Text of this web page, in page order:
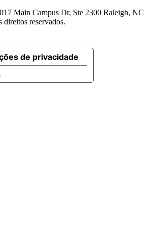
Main Campus Dr, Ste 2300 Raleigh, NC
reservados.
de privacidade